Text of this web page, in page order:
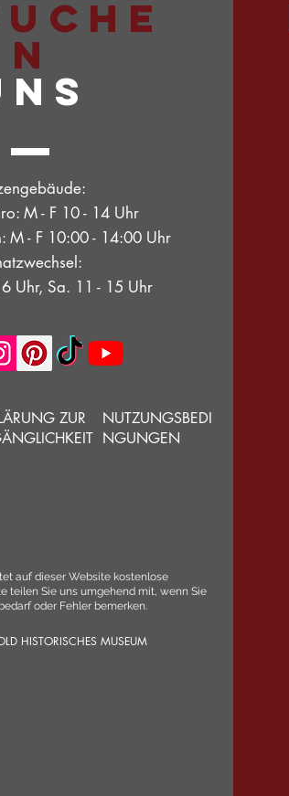
N
M - F 10 - 14 Uhr
M - F 10:00 - 14:00 Uhr
Uhr, Sa. 11 - 15 Uhr
ZUR
NUTZUNGSBEDI
NGUNGEN
auf dieser Website kostenlose
teilen Sie uns umgehend mit, wenn Sie
oder Fehler bemerken.
HISTORISCHES MUSEUM